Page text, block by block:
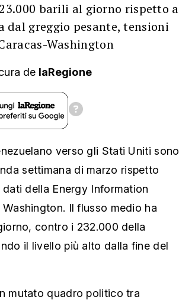
barili al giorno rispetto a
dal greggio pesante, tensioni
Washington
de laRegione
verso gli Stati Uniti sono
settimana di marzo rispetto
della Energy Information
Il flusso medio ha
contro i 232.000 della
il livello più alto dalla fine del
mutato quadro politico tra